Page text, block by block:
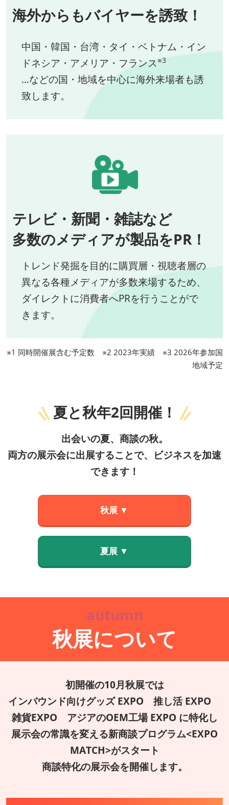
海外からもバイヤーを誘致！
中国・韓国・台湾・タイ・ベトナム・イン
ドネシア・アメリア・フランス※3
…などの国・地域を中心に海外来場者も誘
致します。
テレビ・新聞・雑誌など
多数のメディアが製品をPR！
トレンド発掘を目的に購買層・視聴者層の
異なる各種メディアが多数来場するため、
ダイレクトに消費者へPRを行うことがで
きます。
※1 同時開催展含む予定数 ※2 2023年実績 ※3 2026年参加国
地域予定
夏と秋年2回開催！
出会いの夏、商談の秋。
両方の展示会に出展することで、ビジネスを加速
できます！
秋展 ▼
夏展 ▼
autumn
秋展について
初開催の10月秋展では
インバウンド向けグッズ EXPO 推し活 EXPO
雑貨EXPO アジアのOEM工場 EXPO に特化し
展示会の常識を変える新商談プログラム<EXPO
MATCH>がスタート
商談特化の展示会を開催します。